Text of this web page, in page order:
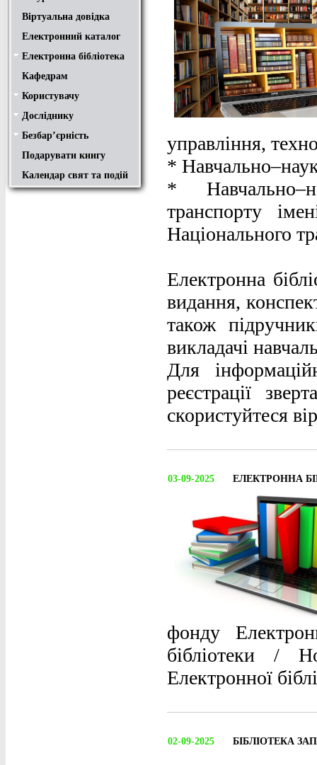
Віртуальна довідка
Електронний каталог
Електронна бібліотека
Положення
Доступ
Авторам
Пошук у ЕК. Інструкція
Кафедрам
Користувачу
Правила користування
Про обхідний лист
Медіатека "NMCBOOK"
Підручники онлайн
Путівник бібліотеками
Переходь на українську
Вивчаємо іноземну мову
Опис документів
Конференції НТУ
Досліднику
Законодавча база
Academic integrity
Плагіат
Локальний доступ
Ресурси вільного доступу
Наукова періодика
Бібліографічні менеджери
Безбар’єрність
Безбар’єрність це…
Путівник веб-ресурсами
Подарувати книгу
Календар свят та подій
управління,
*
*
транспорту
Національного
Електронна
видання,
також
викладачі
Для
реєстрації
скористуйтеся
03-09-2025 ЕЛЕКТРОННА
фонду
бібліотеки /
Електронної
02-09-2025 БІБЛІОТЕКА